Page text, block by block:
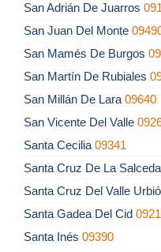
San Adrián De Juarros
San Juan Del Monte
San Mamés De Burgos
San Martín De Rubiales
San Millán De Lara 09640
San Vicente Del Valle
Santa Cecilia 09341
Santa Cruz De La Salceda
Santa Cruz Del Valle
Santa Gadea Del Cid
Santa Inés 09390